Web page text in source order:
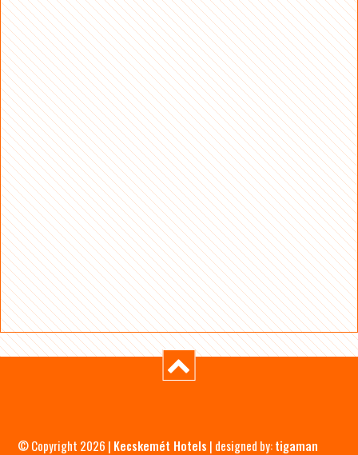
© Copyright 2026 | Kecskemét Hotels | designed by:tigaman